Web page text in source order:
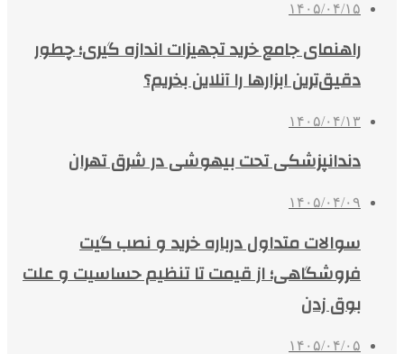
۱۴۰۵/۰۴/۱۵
راهنمای جامع خرید تجهیزات اندازه گیری؛ چطور
دقیق‌ترین ابزارها را آنلاین بخریم؟
۱۴۰۵/۰۴/۱۳
دندانپزشکی تحت بیهوشی در شرق تهران
۱۴۰۵/۰۴/۰۹
سوالات متداول درباره خرید و نصب گیت
فروشگاهی؛ از قیمت تا تنظیم حساسیت و علت
بوق زدن
۱۴۰۵/۰۴/۰۵